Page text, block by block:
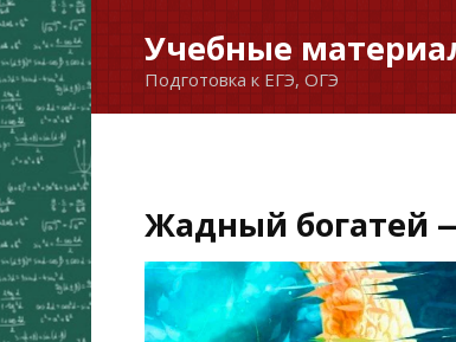
Перейти
к
содержанию
Учебные
Подготовка к ЕГЭ, ОГЭ
Жадный богатей